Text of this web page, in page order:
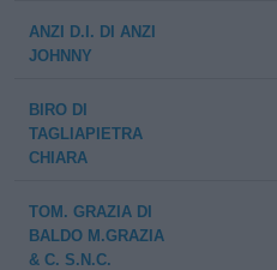
ANZI D.I. DI ANZI
JOHNNY
BIRO DI
TAGLIAPIETRA
CHIARA
TOM. GRAZIA DI
BALDO M.GRAZIA
& C. S.N.C.